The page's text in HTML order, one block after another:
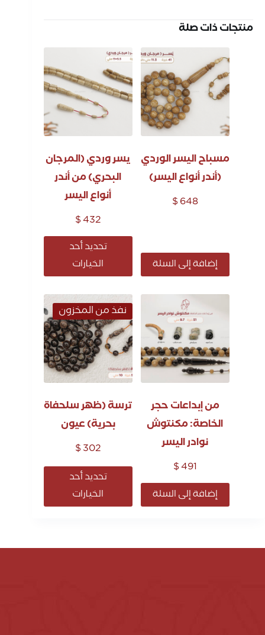
منتجات ذات صلة
مسباح اليسر الوردي
(أندر أنواع اليسر)
$648
إضافة إلى السلة
يسر وردي (المرجان
البحري) من أندر
أنواع اليسر
$432
تحديد أحد
الخيارات
من إبداعات حجر
الخاصة: مكنتوش
نوادر اليسر
$491
إضافة إلى السلة
نفذ من المخزون
ترسة (ظهر سلحفاة
بحرية) عيون
$302
تحديد أحد
الخيارات